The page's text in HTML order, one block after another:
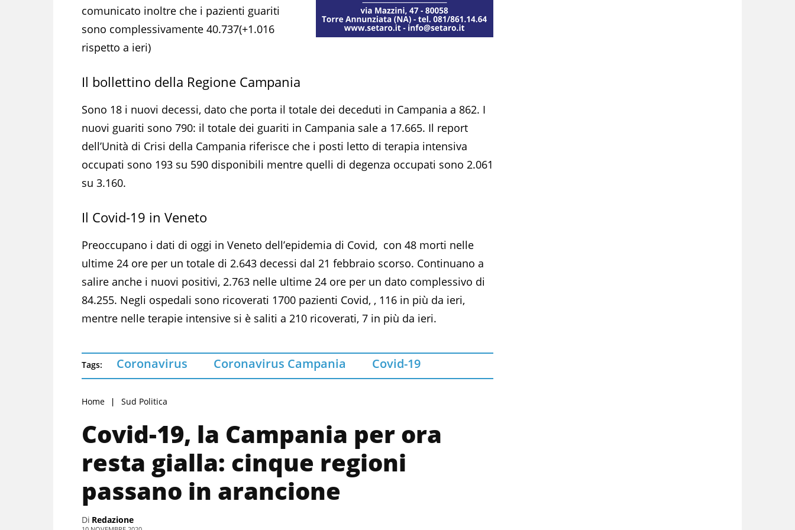
comunicato inoltre che i pazienti guariti
sono complessivamente 40.737(+1.016
rispetto a ieri)
Il bollettino della Regione Campania
Sono 18 i nuovi decessi, dato che porta il totale dei deceduti in Campania a 862. I
nuovi guariti sono 790: il totale dei guariti in Campania sale a 17.665. Il report
dell’Unità di Crisi della Campania riferisce che i posti letto di terapia intensiva
occupati sono 193 su 590 disponibili mentre quelli di degenza occupati sono 2.061
su 3.160.
Il Covid-19 in Veneto
Preoccupano i dati di oggi in Veneto dell’epidemia di Covid, con 48 morti nelle
ultime 24 ore per un totale di 2.643 decessi dal 21 febbraio scorso. Continuano a
salire anche i nuovi positivi, 2.763 nelle ultime 24 ore per un dato complessivo di
84.255. Negli ospedali sono ricoverati 1700 pazienti Covid, , 116 in più da ieri,
mentre nelle terapie intensive si è saliti a 210 ricoverati, 7 in più da ieri.
Tags: Coronavirus Coronavirus Campania Covid-19
Home Sud Politica
Covid-19, la Campania per ora
resta gialla: cinque regioni
passano in arancione
Di Redazione